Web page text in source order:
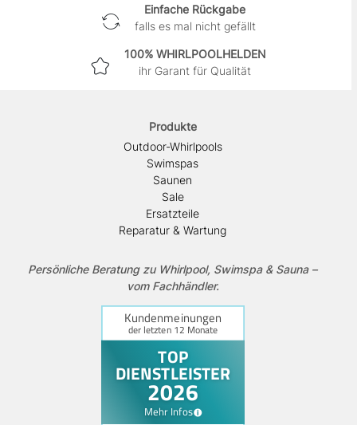
Einfache Rückgabe
falls es mal nicht gefällt
100% WHIRLPOOLHELDEN
ihr Garant für Qualität
Produkte
Outdoor-Whirlpools
Swimspas
Saunen
Sale
Ersatzteile
Reparatur & Wartung
Persönliche Beratung zu Whirlpool, Swimspa & Sauna –
vom Fachhändler.